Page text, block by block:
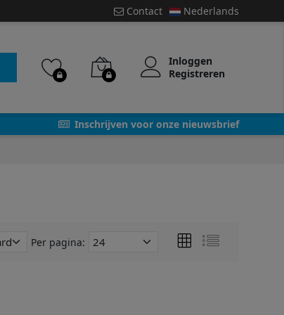
Contact Nederlands
Inloggen
Registreren
Inschrijven voor onze nieuwsbrief
Per pagina: